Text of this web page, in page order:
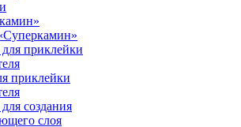
приклейки